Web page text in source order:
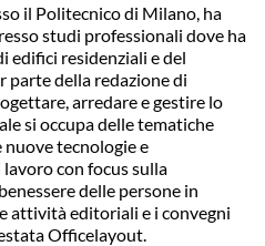
il Politecnico di Milano, ha
studi professionali dove ha
edifici residenziali e del
parte della redazione di
arredare e gestire lo
si occupa delle tematiche
nuove tecnologie e
con focus sulla
delle persone in
attività editoriali e i convegni
Officelayout.